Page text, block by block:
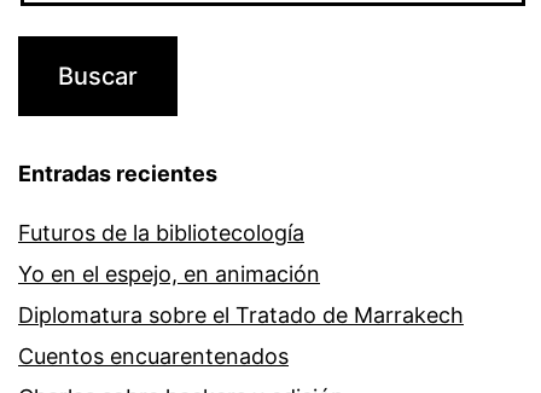
Entradas recientes
Futuros de la bibliotecología
Yo en el espejo, en animación
Diplomatura sobre el Tratado de Marrakech
Cuentos encuarentenados